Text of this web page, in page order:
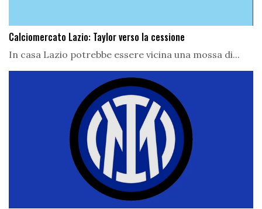
Calciomercato Lazio: Taylor verso la cessione
In casa Lazio potrebbe essere vicina una mossa di...